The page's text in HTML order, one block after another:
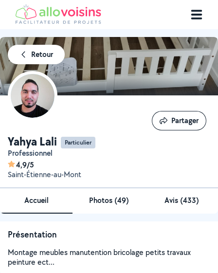
Retour
Yahya Lali Particulier
Professionnel
4,9/5
Saint-Étienne-au-Mont
Partager
Partager
Accueil Photos (49) Avis (433)
Présentation
Montage meubles manutention bricolage petits travaux
peinture ect...